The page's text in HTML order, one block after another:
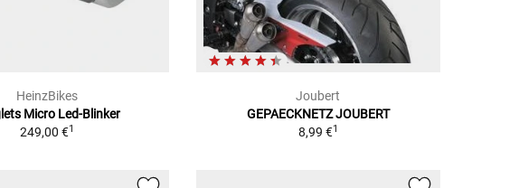
HeinzBikes
Micro Led-Blinker
249,00 €1
Joubert
GEPAECKNETZ JOUBERT
8,99 €1